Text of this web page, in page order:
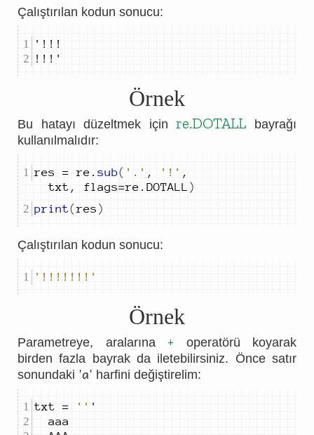
Çalıştırılan kodun sonucu:
!!!'
Örnek
Bu hatayı düzeltmek içinre.DOTALL bayrağı
kullanılmalıdır:
res = re . sub( '.' , '!' ,
txt , flags=re . DOTALL )
print( res )
Çalıştırılan kodun sonucu:
'!!!!!!!'
Örnek
Parametreye, aralarına + operatörü koyarak
birden fazla bayrak da iletebilirsiniz. Önce satır
sonundaki 'a' harfini değiştirelim:
txt = ''